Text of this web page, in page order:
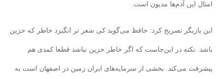
امثال این آدم‌ها مدیون است.
این بازیگر تصریح کرد: حافظ می‌گوید کی شعر تر انگیزد خاطر که حزین
باشد. نکته در این‌جاست که اگر خاطر حزین نباشد قطعا کمدی هم‌
پیشرفت می‌کند. بخشی از سرمایه‌های ایران زمین در اصفهان است به